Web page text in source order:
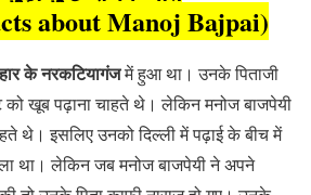
about Manoj Bajpai)
के नरकटियागंजमें हुआ था। उनके पिताजी
खूब पढ़ाना चाहते थे। लेकिन मनोज बाजपेयी
थे। इसलिए उनको दिल्ली में पढ़ाई के बीच में
था। लेकिन जब मनोज बाजपेयी ने अपने